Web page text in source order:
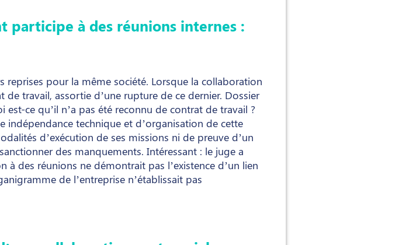
participe à des réunions internes :
reprises pour la même société. Lorsque la collaboration
travail, assortie d’une rupture de ce dernier. Dossier
ce qu’il n’a pas été reconnu de contrat de travail ?
technique et d’organisation de cette
d’exécution de ses missions ni de preuve d’un
des manquements. Intéressant : le juge a
des réunions ne démontrait pas l’existence d’un lien
de l’entreprise n’établissait pas